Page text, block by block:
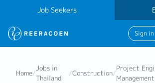
Job Seekers
Sign in
Home/
Jobs in
Thailand
/Construction/
Project
Management